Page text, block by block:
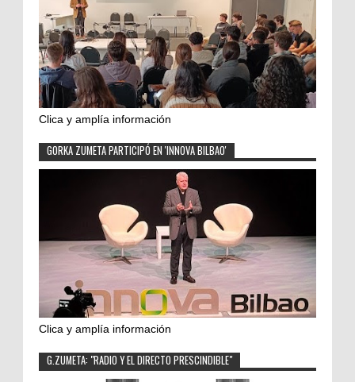
Clica y amplía información
GORKA ZUMETA PARTICIPÓ EN 'INNOVA BILBAO'
Clica y amplía información
G.ZUMETA: "RADIO Y EL DIRECTO PRESCINDIBLE"